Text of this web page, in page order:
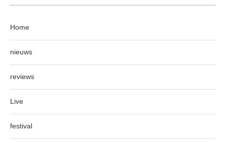
Home
nieuws
reviews
Live
festival